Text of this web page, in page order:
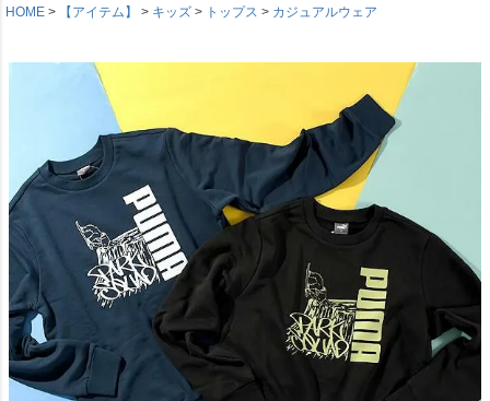
HOME
【アイテム】 キッズ トップス カジュアルウェア